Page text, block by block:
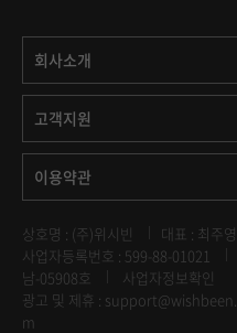
회사소개
고객지원
이용약관
상호명 : (주)위시빈 대표 : 최주영
사업자등록번호 : 599-88-01021
남-05908호
사업자정보확인
광고 및 제휴 :
m